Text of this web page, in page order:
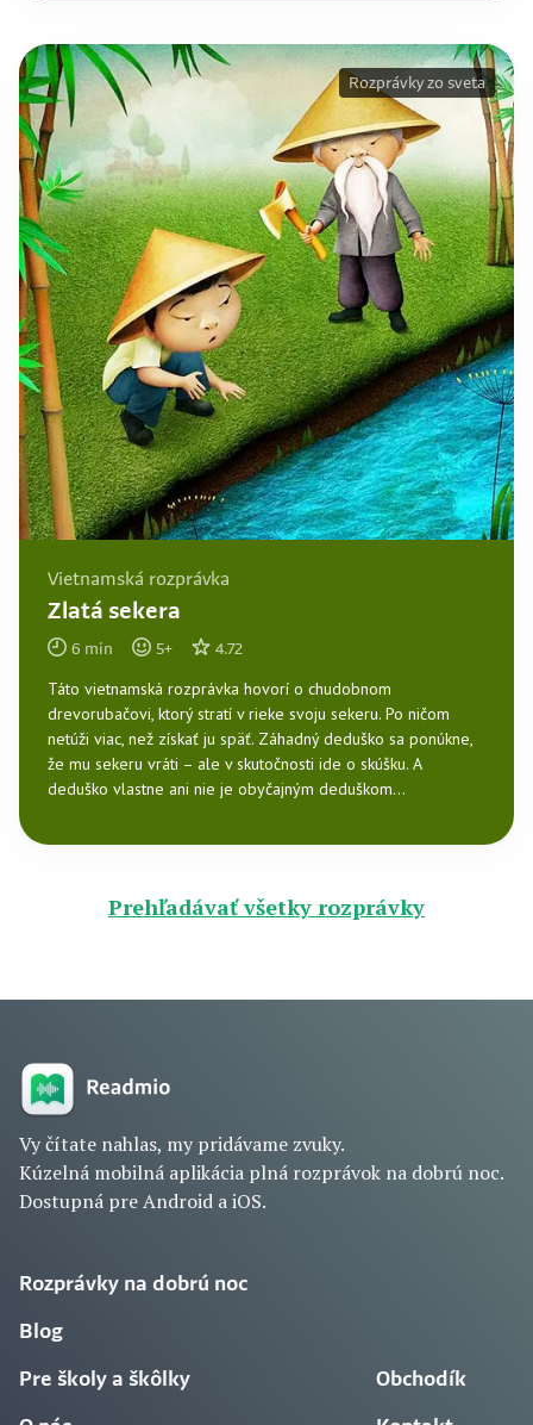
Vietnamská rozprávka
Zlatá sekera
6 min 5+ 4.72
Táto vietnamská rozprávka hovorí o chudobnom
drevorubačovi, ktorý stratí v rieke svoju sekeru. Po ničom
netúži viac, než získať ju späť. Záhadný deduško sa ponúkne,
že mu sekeru vráti – ale v skutočnosti ide o skúšku. A
deduško vlastne ani nie je obyčajným deduškom...
Rozprávky zo sveta
Prehľadávať všetky rozprávky
Vy čítate nahlas, my pridávame zvuky.
Kúzelná mobilná aplikácia plná rozprávok na dobrú noc.
Dostupná pre Android a iOS.
Rozprávky na dobrú noc
Blog
Pre školy a škôlky Obchodík